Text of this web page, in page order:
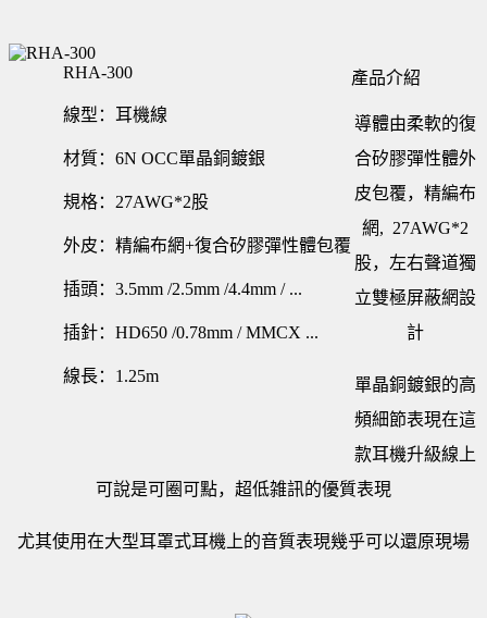
RHA-300
線型：耳機線
材質：6N OCC單晶銅鍍銀
規格：27AWG*2股
外皮：精編布網+復合矽膠彈性體包覆
插頭：3.5mm /2.5mm /4.4mm / ...
插針：HD650 /0.78mm / MMCX ...
線長：1.25m
產品介紹
導體由柔軟的復
合矽膠彈性體外
皮包覆，精編布
網, 27AWG*2
股，左右聲道獨
立雙極屏蔽網設
計
單晶銅鍍銀的高
頻細節表現在這
款耳機升級線上
可說是可圈可點，超低雑訊的優質表現
尤其使用在大型耳罩式耳機上的音質表現幾乎可以還原現場